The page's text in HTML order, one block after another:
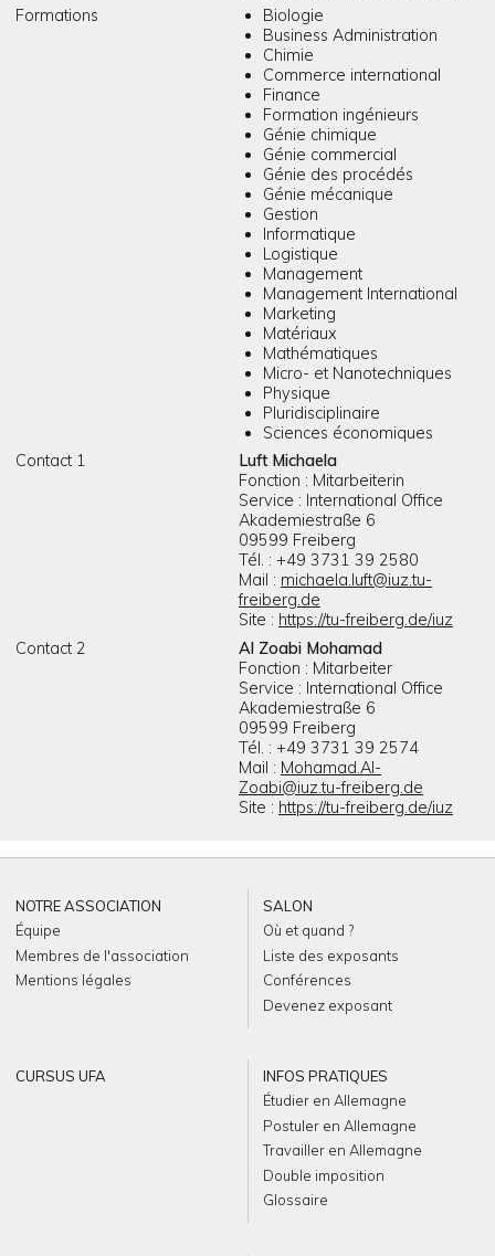
Formations
Biologie
Business Administration
Chimie
Commerce international
Finance
Formation ingénieurs
Génie chimique
Génie commercial
Génie des procédés
Génie mécanique
Gestion
Informatique
Logistique
Management
Management International
Marketing
Matériaux
Mathématiques
Micro- et Nanotechniques
Physique
Pluridisciplinaire
Sciences économiques
Contact 1
Luft Michaela
Fonction : Mitarbeiterin
Service : International Office
Akademiestraße 6
09599 Freiberg
Tél. : +49 3731 39 2580
Mail : michaela.luft@iuz.tu-
freiberg.de
Site : https://tu-freiberg.de/iuz
Contact 2
Al Zoabi Mohamad
Fonction : Mitarbeiter
Service : International Office
Akademiestraße 6
09599 Freiberg
Tél. : +49 3731 39 2574
Mail : Mohamad.Al-
Zoabi@iuz.tu-freiberg.de
Site : https://tu-freiberg.de/iuz
NOTRE ASSOCIATION
Équipe
Membres de l'association
Mentions légales
SALON
Où et quand ?
Liste des exposants
Conférences
Devenez exposant
CURSUS UFA
INFOS PRATIQUES
Étudier en Allemagne
Postuler en Allemagne
Travailler en Allemagne
Double imposition
Glossaire